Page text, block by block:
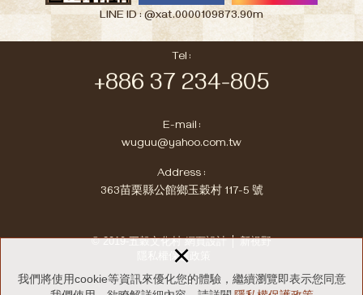
我們將使用cookie等資訊來優化您的體驗，繼續瀏覽即表示您同意
×
LINE ID : @xat.0000109873.90m
Tel :
+886 37 234-805
E-mail :
wuguu@yahoo.com.tw
Address :
363苗栗縣公館鄉玉穀村 117-5 號
© 2019-五穀文化村網頁設計 │ 新視野
隱私權保護政策